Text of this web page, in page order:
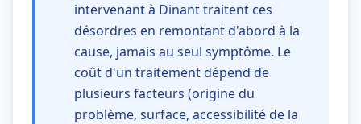
intervenant à Dinant traitent ces
désordres en remontant d'abord à la
cause, jamais au seul symptôme. Le
coût d'un traitement dépend de
plusieurs facteurs (origine du
problème, surface, accessibilité de la